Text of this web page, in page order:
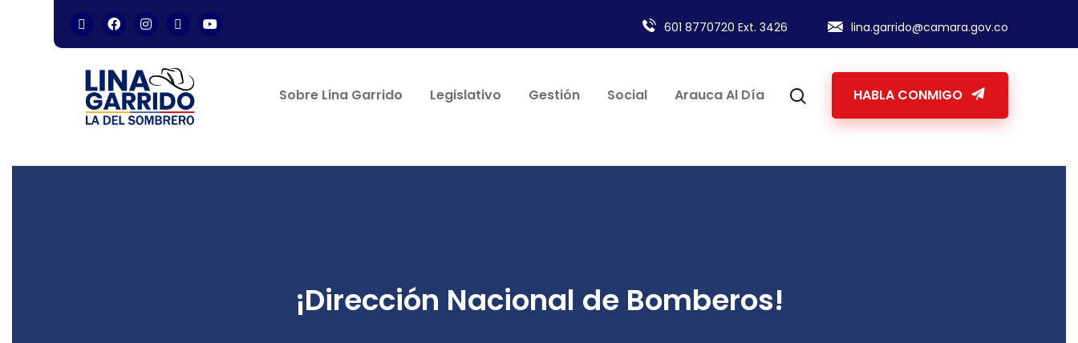
601 8770720 Ext. 3426 lina.garrido@camara.gov.co
Sobre Lina Garrido Legislativo Gestión Social Arauca Al Día HABLA CONMIGO
¡Dirección Nacional de Bomberos!